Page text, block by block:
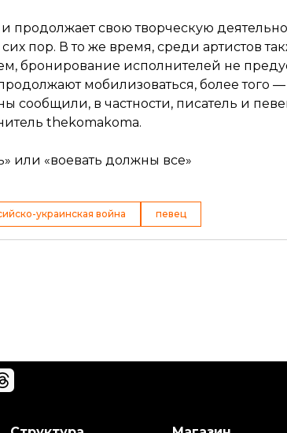
свою творческую
пор. В то же время, среди артистов
бронирование исполнителей не
мобилизоваться, более того
в частности, писатель и
thekomakoma.
или «воевать должны все»
украинская война певец